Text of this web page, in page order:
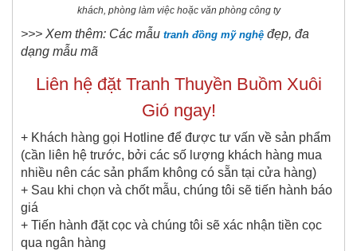
khách, phòng làm việc hoặc văn phòng công ty
>>> Xem thêm: Các mẫu tranh đồng mỹ nghệ đẹp, đa
dạng mẫu mã
Liên hệ đặt Tranh Thuyền Buồm Xuôi
Gió ngay!
+ Khách hàng gọi Hotline để được tư vấn về sản phẩm
(cần liên hệ trước, bởi các số lượng khách hàng mua
nhiều nên các sản phẩm không có sẵn tại cửa hàng)
+ Sau khi chọn và chốt mẫu, chúng tôi sẽ tiến hành báo
giá
+ Tiến hành đặt cọc và chúng tôi sẽ xác nhận tiền cọc
qua ngân hàng